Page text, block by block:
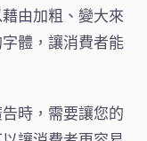
由加粗、變大來
體，讓消費者能
時，需要讓您的